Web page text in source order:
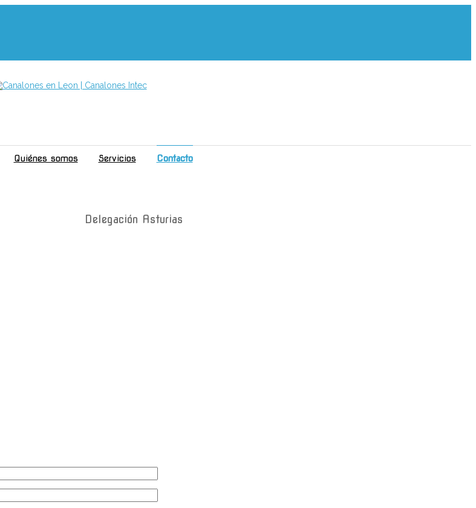
Quiénes somos Servicios Contacto
Delegación Asturias